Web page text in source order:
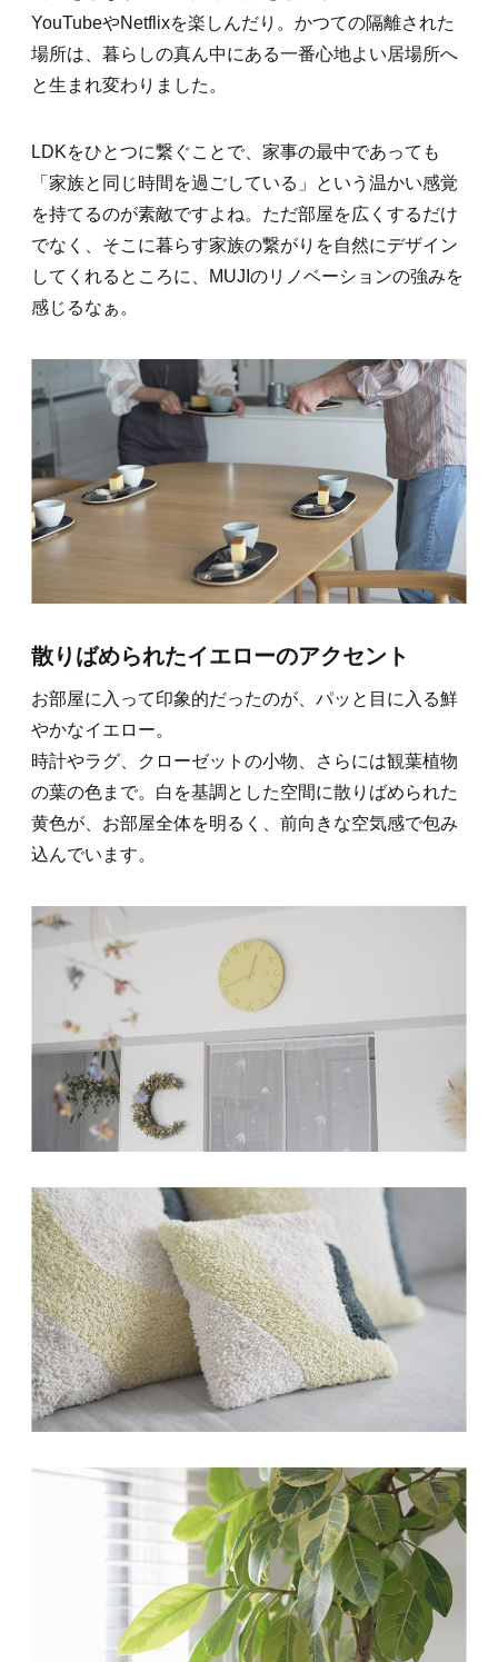
YouTubeやNetflixを楽しんだり。かつての隔離された
場所は、暮らしの真ん中にある一番心地よい居場所へ
と生まれ変わりました。
LDKをひとつに繋ぐことで、家事の最中であっても
「家族と同じ時間を過ごしている」という温かい感覚
を持てるのが素敵ですよね。ただ部屋を広くするだけ
でなく、そこに暮らす家族の繋がりを自然にデザイン
してくれるところに、MUJIのリノベーションの強みを
感じるなぁ。
散りばめられたイエローのアクセント
お部屋に入って印象的だったのが、パッと目に入る鮮
やかなイエロー。
時計やラグ、クローゼットの小物、さらには観葉植物
の葉の色まで。白を基調とした空間に散りばめられた
黄色が、お部屋全体を明るく、前向きな空気感で包み
込んでいます。